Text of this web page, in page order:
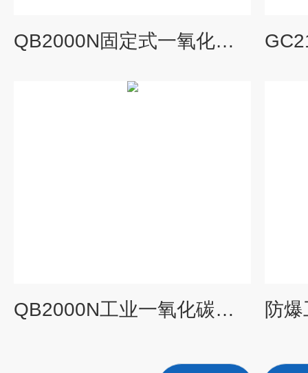
QB2000N固定式一氧化碳检测仪
QB2000N工业一氧化碳煤气浓度在线检测系统